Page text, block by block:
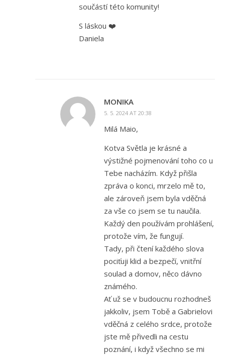
součástí této komunity!
S láskou ❤️
Daniela
MONIKA
5. 5. 2024 AT 20:38
Milá Maio,
Kotva Světla je krásné a
výstižné pojmenování toho co u
Tebe nacházím. Když přišla
zpráva o konci, mrzelo mě to,
ale zároveň jsem byla vděčná
za vše co jsem se tu naučila.
Každý den používám prohlášení,
protože vím, že fungují.
Tady, při čtení každého slova
pociťuji klid a bezpečí, vnitřní
soulad a domov, něco dávno
známého.
Ať už se v budoucnu rozhodneš
jakkoliv, jsem Tobě a Gabrielovi
vděčná z celého srdce, protože
jste mě přivedli na cestu
poznání, i když všechno se mi